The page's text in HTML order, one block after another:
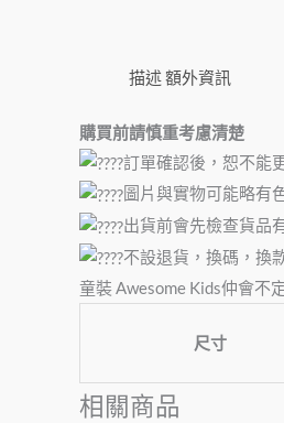
描述額外資訊
購買前請慎重考慮清楚
訂單確認後，恕不能
圖片與實物可能略有
出貨前會先檢查貨品
不設退貨，換碼，換
童裝 Awesome Kids仲會不
尺寸
相關商品